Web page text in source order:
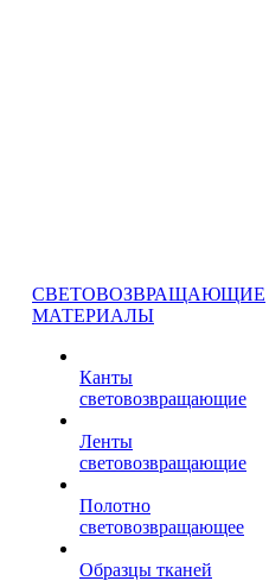
СВЕТОВОЗВРАЩАЮЩИЕ
МАТЕРИАЛЫ
Канты
световозвращающие
Ленты
световозвращающие
Полотно
световозвращающее
Образцы тканей